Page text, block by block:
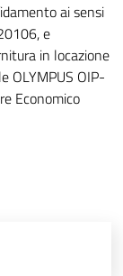
ai sensi
e
in locazione
OLYMPUS OIP-
Economico